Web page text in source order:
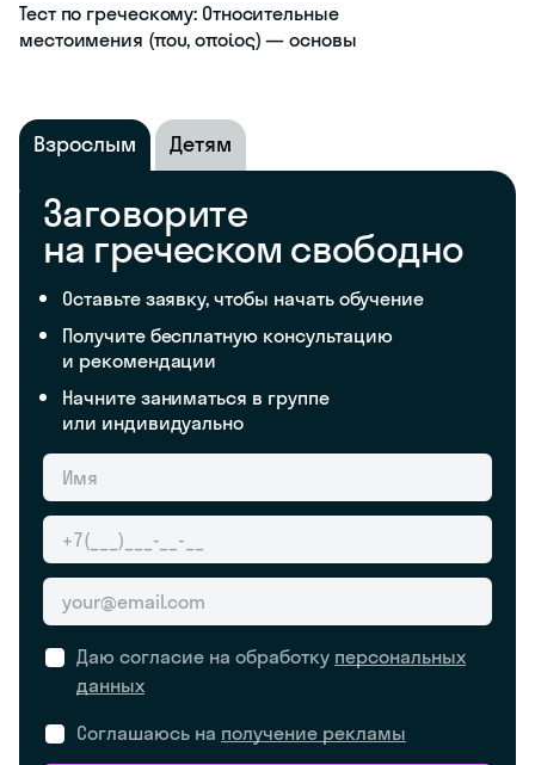
Тест по греческому: Относительные
местоимения (που, οποίος) — основы
Взрослым Детям
Заговорите
на греческом свободно
Оставьте заявку, чтобы начать обучение
Получите бесплатную консультацию
и рекомендации
Начните заниматься в группе
или индивидуально
Даю согласие на обработку персональных
данных
Соглашаюсь на получение рекламы